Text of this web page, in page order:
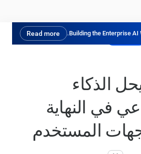
Building the Enterprise AI
Read more
جرب مجانًا
الذكاء
في النهاية
المستخدم